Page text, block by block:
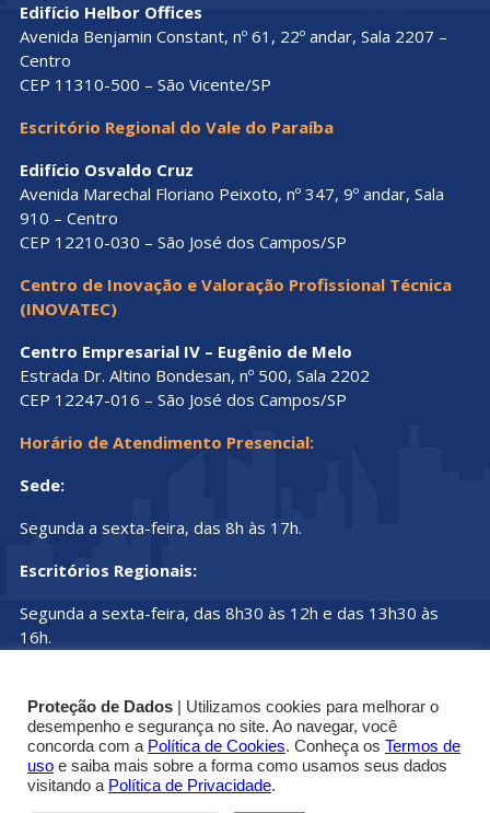
Edifício Helbor Offices
Avenida Benjamin Constant, nº 61, 22º andar, Sala 2207 –
Centro
CEP 11310-500 – São Vicente/SP
Escritório Regional do Vale do Paraíba
Edifício Osvaldo Cruz
Avenida Marechal Floriano Peixoto, nº 347, 9º andar, Sala
910 – Centro
CEP 12210-030 – São José dos Campos/SP
Centro de Inovação e Valoração Profissional Técnica
(INOVATEC)
Centro Empresarial IV – Eugênio de Melo
Estrada Dr. Altino Bondesan, nº 500, Sala 2202
CEP 12247-016 – São José dos Campos/SP
Horário de Atendimento Presencial:
Sede:
Segunda a sexta-feira, das 8h às 17h.
Escritórios Regionais:
Segunda a sexta-feira, das 8h30 às 12h e das 13h30 às
16h.
© Copyright 2019 - 2025 | Conselho Regional dos
Proteção de Dados | Utilizamos cookies para melhorar o
desempenho e segurança no site. Ao navegar, você
concorda com a Política de Cookies. Conheça os Termos de
uso e saiba mais sobre a forma como usamos seus dados
visitando a Política de Privacidade.